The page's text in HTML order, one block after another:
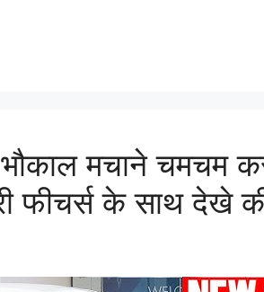
मचाने चमचम
फीचर्स के साथ देखे